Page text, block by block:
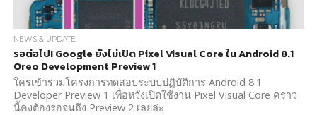
NEWS & UPDATE
รอต่อไป! Google ยังไม่เปิด Pixel Visual Core ใน Android 8.1
Oreo Development Preview 1
ใครเข้าร่วมโครงการทดสอบระบบปฏิบัติการ Android 8.1
Developer Preview 1 เพื่อหวังเปิดใช้งาน Pixel Visual Core คราว
นี้คงต้องรอจนถึง Preview 2 เลยล่ะ